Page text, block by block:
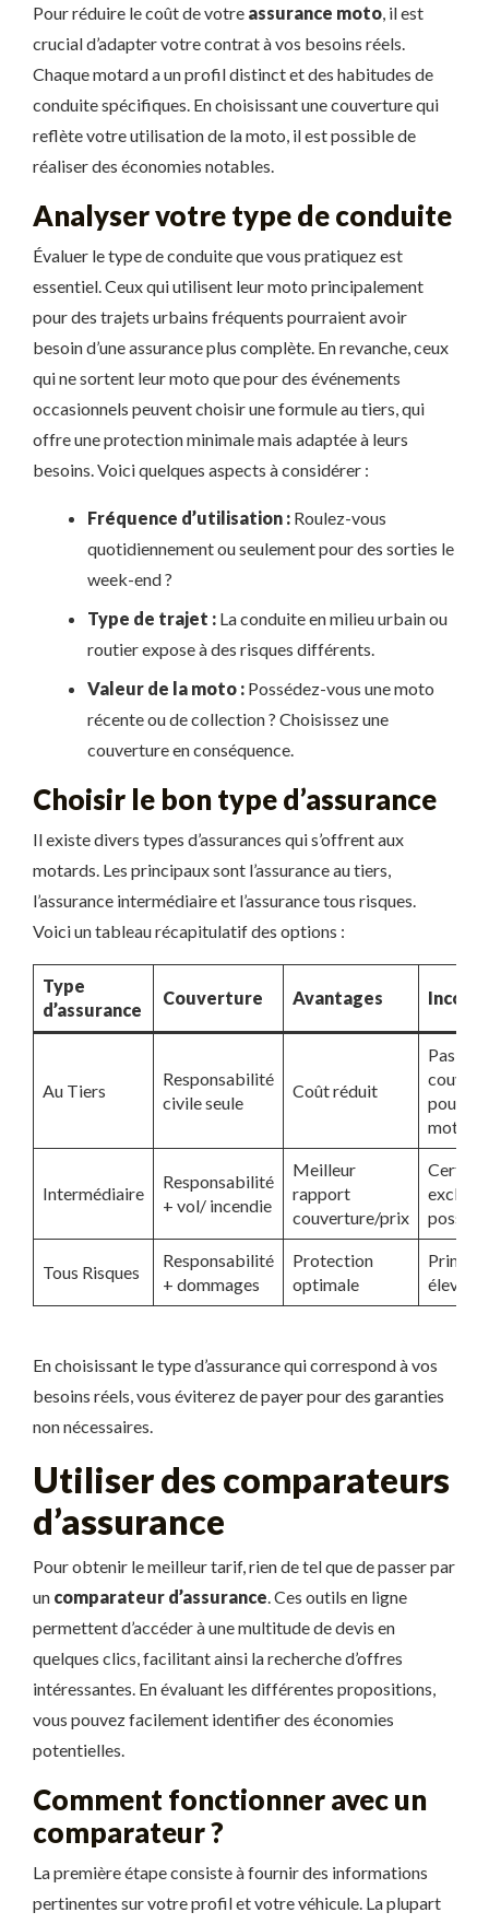
Pour réduire le coût de votre assurance moto , il est
crucial d’adapter votre contrat à vos besoins réels.
Chaque motard a un profil distinct et des habitudes de
conduite spécifiques. En choisissant une couverture qui
reflète votre utilisation de la moto, il est possible de
réaliser des économies notables.
Analyser votre type de conduite
Évaluer le type de conduite que vous pratiquez est
essentiel. Ceux qui utilisent leur moto principalement
pour des trajets urbains fréquents pourraient avoir
besoin d’une assurance plus complète. En revanche, ceux
qui ne sortent leur moto que pour des événements
occasionnels peuvent choisir une formule au tiers, qui
offre une protection minimale mais adaptée à leurs
besoins. Voici quelques aspects à considérer :
Fréquence d’utilisation :Roulez-vous
quotidiennement ou seulement pour des sorties le
week-end ?
Type de trajet :La conduite en milieu urbain ou
routier expose à des risques différents.
Valeur de la moto :Possédez-vous une moto
récente ou de collection ? Choisissez une
couverture en conséquence.
Choisir le bon type d’assurance
Il existe divers types d’assurances qui s’offrent aux
motards. Les principaux sont l’assurance au tiers,
l’assurance intermédiaire et l’assurance tous risques.
Voici un tableau récapitulatif des options :
Type
d’assurance
Couverture Avantages
Au Tiers
Responsabilité
civile seule
Coût réduit
Pas de
pour
moto
Intermédiaire
Responsabilité
+ vol/ incendie
Meilleur
rapport
couverture/prix
Tous Risques
Responsabilité
+ dommages
Protection
optimale
Prime
élevée
En choisissant le type d’assurance qui correspond à vos
besoins réels, vous éviterez de payer pour des garanties
non nécessaires.
Utiliser des comparateurs
d’assurance
Pour obtenir le meilleur tarif, rien de tel que de passer par
un comparateur d’assurance . Ces outils en ligne
permettent d’accéder à une multitude de devis en
quelques clics, facilitant ainsi la recherche d’offres
intéressantes. En évaluant les différentes propositions,
vous pouvez facilement identifier des économies
potentielles.
Comment fonctionner avec un
comparateur ?
La première étape consiste à fournir des informations
pertinentes sur votre profil et votre véhicule. La plupart